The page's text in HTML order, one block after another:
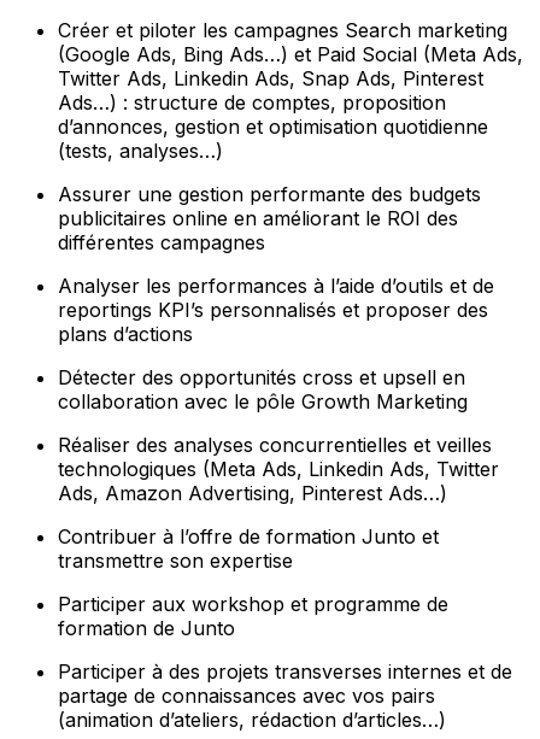
Créer et piloter les campagnes Search marketing
(Google Ads, Bing Ads…) et Paid Social (Meta Ads,
Twitter Ads, Linkedin Ads, Snap Ads, Pinterest
Ads…) : structure de comptes, proposition
d’annonces, gestion et optimisation quotidienne
(tests, analyses…)
Assurer une gestion performante des budgets
publicitaires online en améliorant le ROI des
différentes campagnes
Analyser les performances à l’aide d’outils et de
reportings KPI’s personnalisés et proposer des
plans d’actions
Détecter des opportunités cross et upsell en
collaboration avec le pôle Growth Marketing
Réaliser des analyses concurrentielles et veilles
technologiques (Meta Ads, Linkedin Ads, Twitter
Ads, Amazon Advertising, Pinterest Ads…)
Contribuer à l’offre de formation Junto et
transmettre son expertise
Participer aux workshop et programme de
formation de Junto
Participer à des projets transverses internes et de
partage de connaissances avec vos pairs
(animation d’ateliers, rédaction d’articles…)